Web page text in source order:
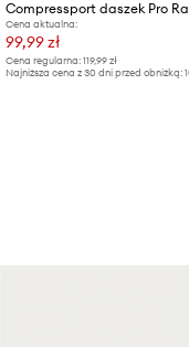
Cena aktualna:
99,99 zł
Cena regularna: 119,99 zł
Najniższa cena z 30 dni przed obniżką: